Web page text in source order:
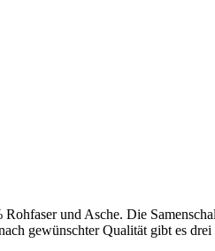
und Asche. Die
gewünschter Qualität gibt es